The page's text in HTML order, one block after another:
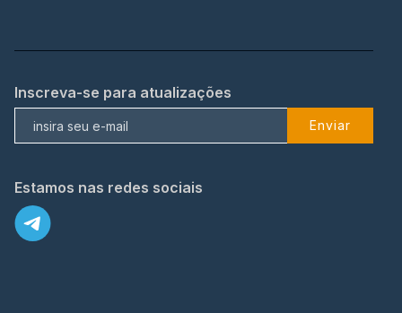
Inscreva-se para atualizações
Enviar
Estamos nas redes sociais